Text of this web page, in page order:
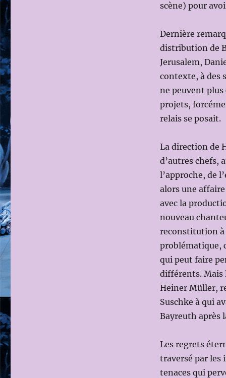
scène) pour
Dernière
distribution de
Jerusalem,
contexte, à des
ne peuvent plus
projets,
relais se posait.
La direction de
d’autres chefs,
l’approche, de
alors une
avec la
nouveau
reconstitution à
problématique,
qui peut faire
différents. Mais
Heiner Müller,
Suschke à qui
Bayreuth après
Les regrets
traversé par les
tenaces qui